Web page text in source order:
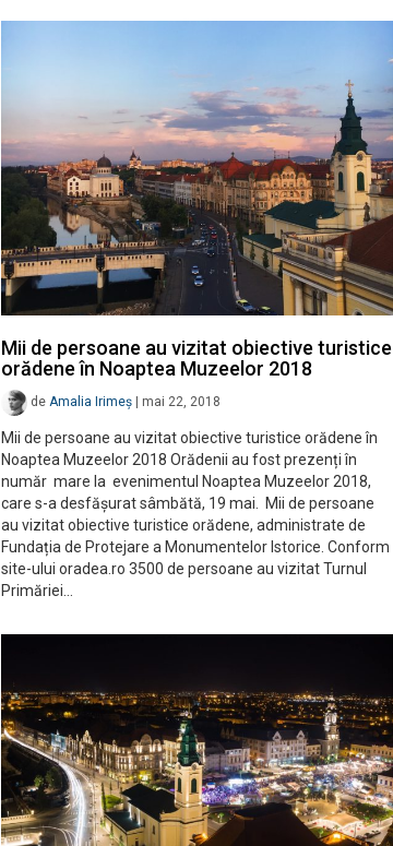
Mii de persoane au vizitat obiective turistice
orădene în Noaptea Muzeelor 2018
de Amalia Irimeș mai 22, 2018
Mii de persoane au vizitat obiective turistice orădene în
Noaptea Muzeelor 2018 Orădenii au fost prezenți în
număr mare la evenimentul Noaptea Muzeelor 2018,
care s-a desfășurat sâmbătă, 19 mai. Mii de persoane
au vizitat obiective turistice orădene, administrate de
Fundația de Protejare a Monumentelor Istorice. Conform
site-ului oradea.ro 3500 de persoane au vizitat Turnul
Primăriei…